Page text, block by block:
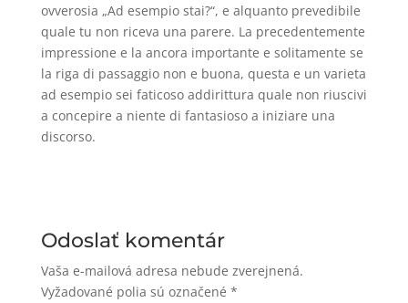
ovverosia „Ad esempio stai?“, e alquanto prevedibile
quale tu non riceva una parere. La precedentemente
impressione e la ancora importante e solitamente se
la riga di passaggio non e buona, questa e un varieta
ad esempio sei faticoso addirittura quale non riuscivi
a concepire a niente di fantasioso a iniziare una
discorso.
Odoslať komentár
Vaša e-mailová adresa nebude zverejnená.
Vyžadované polia sú označené *